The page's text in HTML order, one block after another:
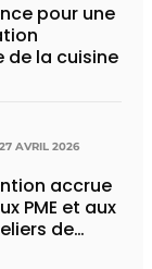
pour une
de la cuisine
27 AVRIL 2026
accrue
PME et aux
de